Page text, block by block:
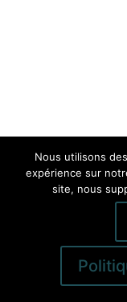
Nous utilisons
expérience sur
site, nous